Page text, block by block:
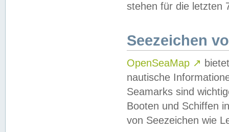
stehen für die letzten
Seezeichen
OpenSeaMap ↗
nautische
Seamarks sind
Booten und Schiffen
von Seezeichen wie